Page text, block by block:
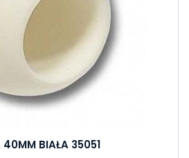
40MM BIAŁA 35051